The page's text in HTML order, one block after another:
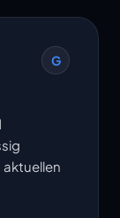
G